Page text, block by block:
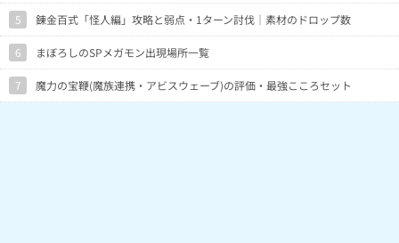
5 錬金百式「怪人編」攻略と弱点・1ターン討伐｜素材のドロップ数
6 まぼろしのSPメガモン出現場所一覧
7 魔力の宝鞭(魔族連携・アビスウェーブ)の評価・最強こころセット